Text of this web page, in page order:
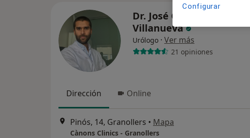
Dr. José Carpio
Villanueva
Urólogo · Ver más
21 opiniones
Dirección Online
Pinós, 14, Granollers • Mapa
Cànons Clinics - Granollers
Configurar